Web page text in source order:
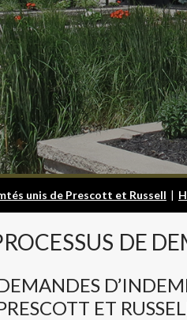
unis de Prescott et Russell |
DE
ET